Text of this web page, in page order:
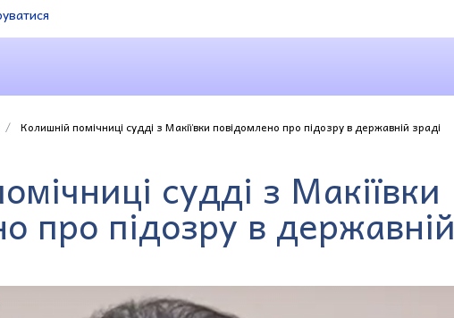
Колишній помічниці судді з Макіївки повідомлено про підозру в державній зраді
судді з Макіївки
про підозру в державній